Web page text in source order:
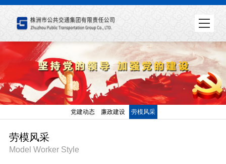
党建动态 廉政建设 劳模风采
劳模风采
Model Worker Style